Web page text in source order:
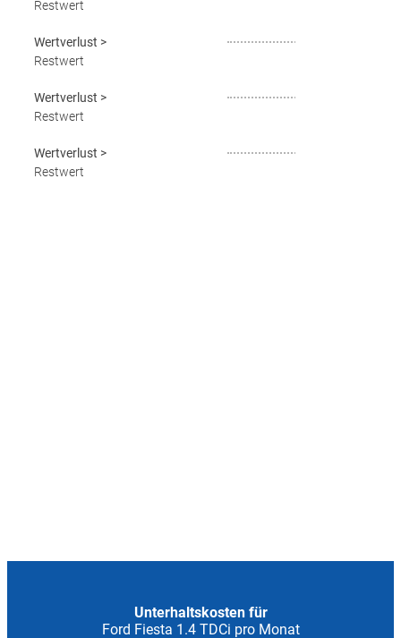
Restwert
Wertverlust >
Restwert
Wertverlust >
Restwert
Wertverlust >
Restwert
Unterhaltskosten für
Ford Fiesta 1.4 TDCi pro Monat